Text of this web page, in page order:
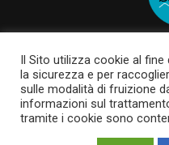
Via San Tommaso D'Aquino,
84030 -
P.IVA 12722561003 |
Testata online registrata al
Il Sito utilizza cookie al
la sicurezza e per
sulle modalità di fruizione
informazioni sul
tramite i cookie sono